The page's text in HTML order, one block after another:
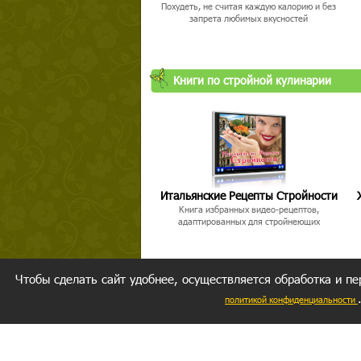
Похудеть, не считая каждую калорию и без
запрета любимых вкусностей
Книги по стройной кулинарии
Итальянские Рецепты Стройности
Книга избранных видео-рецептов,
адаптированных для стройнеющих
Чтобы сделать сайт удобнее, осуществляется обработка и
политикой конфиденциальности